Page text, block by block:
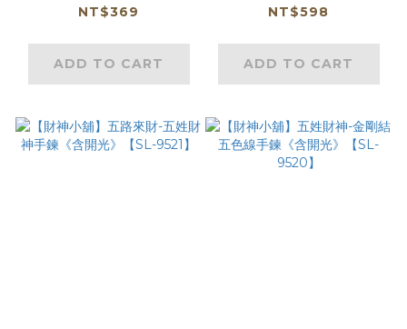
選)《含開光》
NT$369
ADD TO CART
《含開光》
NT$598
ADD TO CART